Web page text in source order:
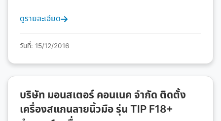
ดูรายละเอียด
วันที่: 15/12/2016
บริษัท มอนสเตอร์ คอนเนค จำกัด ติดตั้ง
เครื่องสแกนลายนิ้วมือ รุ่น TIP F18+